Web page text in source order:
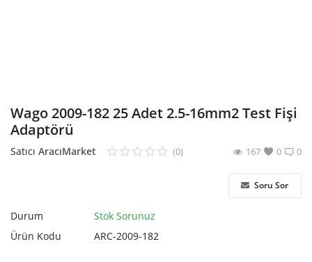
Wago 2009-182 25 Adet 2.5-16mm2 Test Fişi
Adaptörü
Satıcı AracıMarket 0
(0) 0
167
Soru Sor
Durum
Stok Sorunuz
Ürün Kodu
ARC-2009-182